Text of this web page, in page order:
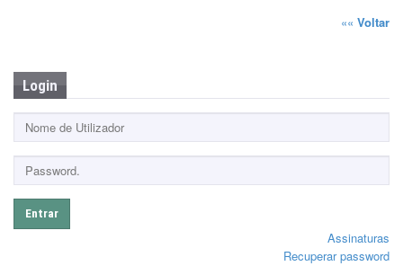
«« Voltar
Login
Entrar
Assinaturas
Recuperar password